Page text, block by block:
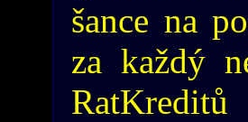
šance na
za každý
RatKreditů